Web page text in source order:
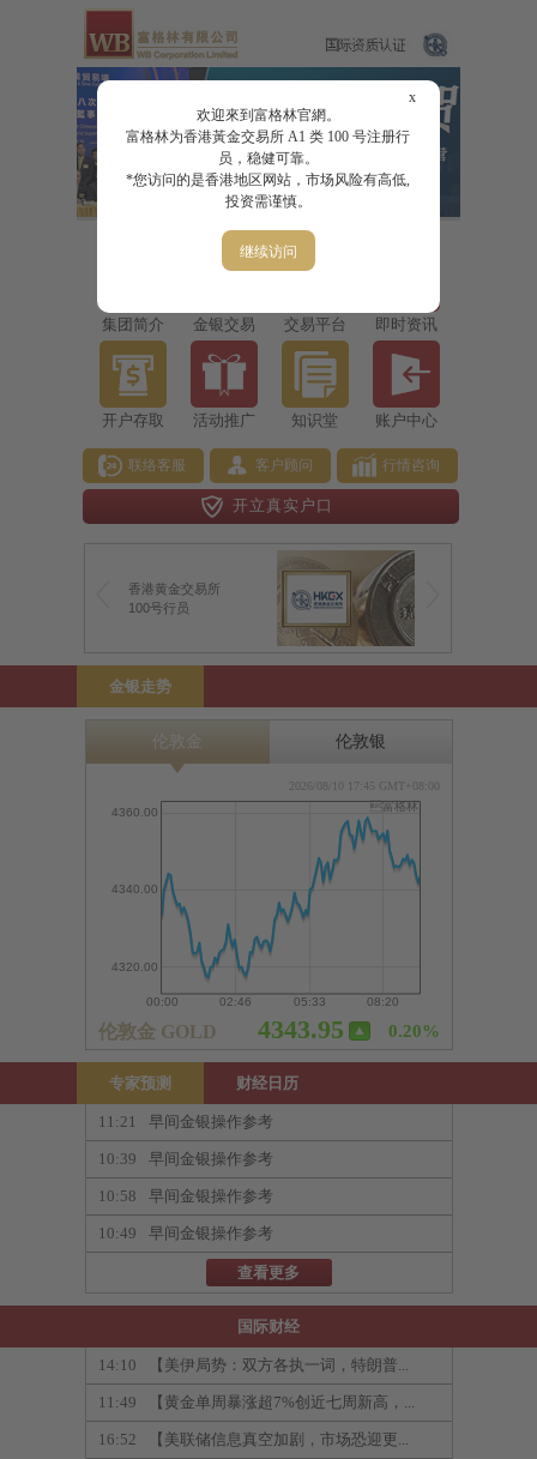
x
欢迎來到富格林官網。
富格林为香港黃金交易所 A1 类 100 号注册行
员，稳健可靠。
*您访问的是香港地区网站，市场风险有高低,
投资需谨慎。
继续访问
集团简介 金银交易 交易平台 即时资讯
开户存取 活动推广 知识堂 账户中心
联络客服 客户顾问 行情咨询
开立真实户口
香港黄金交易所
100号行员
金银走势
专家预测 财经日历
11:21 早间金银操作参考
10:39 早间金银操作参考
10:58 早间金银操作参考
10:49 早间金银操作参考
查看更多
国际财经
14:10 【美伊局势：双方各执一词，特朗普...
11:49 【黄金单周暴涨超7%创近七周新高，...
16:52 【美联储信息真空加剧，市场恐迎更...